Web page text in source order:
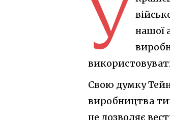
У нашої
Свою думку
виробництва
це дозволяє